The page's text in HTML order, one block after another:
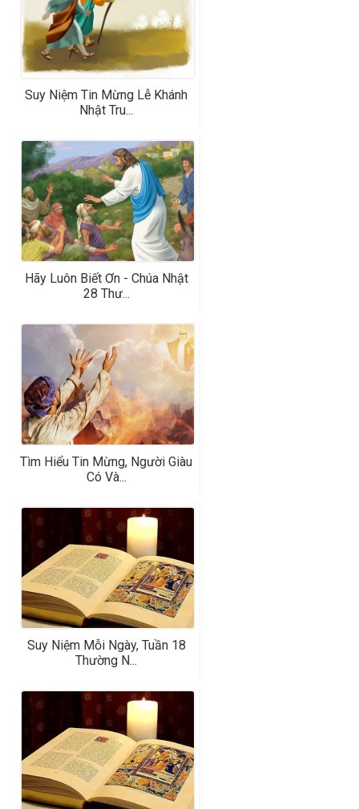
Suy Niệm Tin Mừng Lễ Khánh
Nhật Tru...
Hãy Luôn Biết Ơn - Chúa Nhật
28 Thư...
Tìm Hiểu Tin Mừng, Người Giàu
Có Và...
Suy Niệm Mỗi Ngày, Tuần 18
Thường N...